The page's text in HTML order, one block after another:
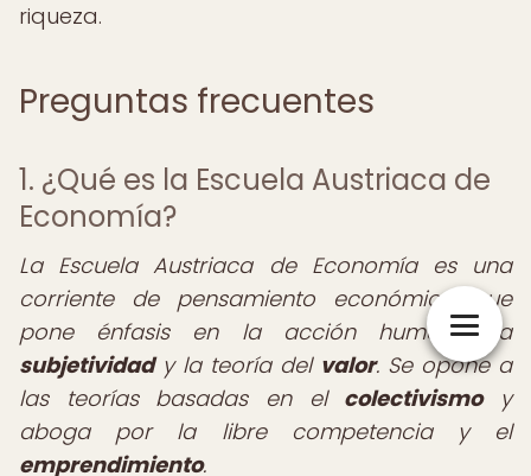
riqueza.
Preguntas frecuentes
1. ¿Qué es la Escuela Austriaca de
Economía?
La Escuela Austriaca de Economía es una
corriente de pensamiento económico que
pone énfasis en la acción humana, la
subjetividady la teoría del valor. Se opone a
las teorías basadas en el colectivismoy
aboga por la libre competencia y el
emprendimiento.